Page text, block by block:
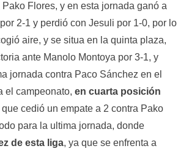
Flores, y en esta jornada ganó a
2-1 y perdió con Jesuli por 1-0, por lo
aire, y se situa en la quinta plaza,
ante Manolo Montoya por 3-1, y
jornada contra Paco Sánchez en el
el campeonato, en cuarta posición
que cedió un empate a 2 contra Pako
para la ultima jornada, donde
de esta liga, ya que se enfrenta a